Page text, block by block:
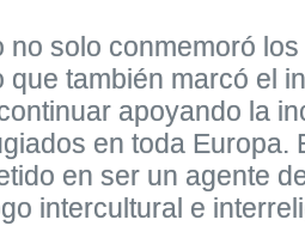
no solo conmemoró
que también marcó el
apoyando la
en toda Europa.
en ser un agente
intercultural e